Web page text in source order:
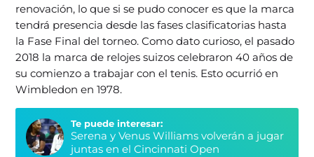
renovación, lo que si se pudo conocer es que la marca
tendrá presencia desde las fases clasificatorias hasta
la Fase Final del torneo. Como dato curioso, el pasado
2018 la marca de relojes suizos celebraron 40 años de
su comienzo a trabajar con el tenis. Esto ocurrió en
Wimbledon en 1978.
Te puede interesar:
Serena y Venus Williams volverán a jugar
juntas en el Cincinnati Open